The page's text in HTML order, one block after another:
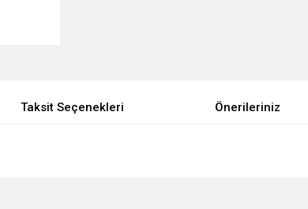
Taksit Seçenekleri Önerileriniz